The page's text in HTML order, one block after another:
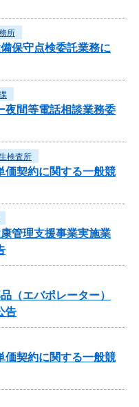
所
保守点検委託業務に
夜間等電話相談業務委
検査所
価契約に関する一般競
管理支援事業実施業
（エバポレーター）
告
価契約に関する一般競